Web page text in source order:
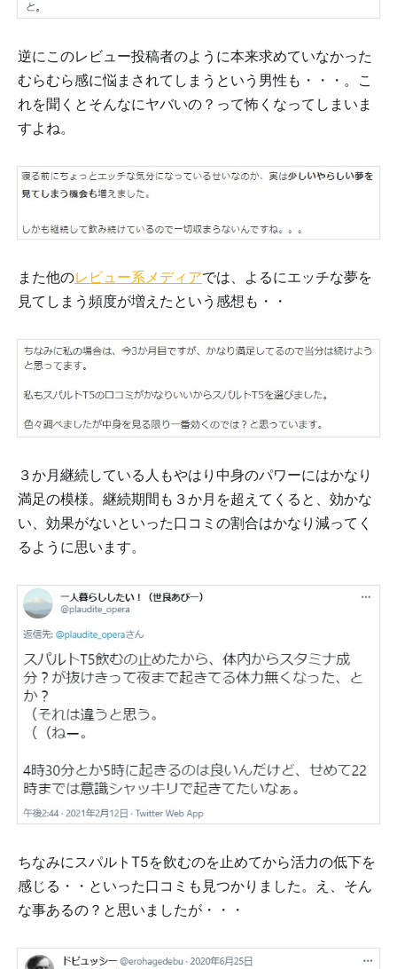
逆にこのレビュー投稿者のように本来求めていなかった
むらむら感に悩まされてしまうという男性も・・・。こ
れを聞くとそんなにヤバいの？って怖くなってしまいま
すよね。
また他のレビュー系メディアでは、よるにエッチな夢を
見てしまう頻度が増えたという感想も・・
３か月継続している人もやはり中身のパワーにはかなり
満足の模様。継続期間も３か月を超えてくると、効かな
い、効果がないといった口コミの割合はかなり減ってく
るように思います。
ちなみにスパルトT5を飲むのを止めてから活力の低下を
感じる・・といった口コミも見つかりました。え、そん
な事あるの？と思いましたが・・・